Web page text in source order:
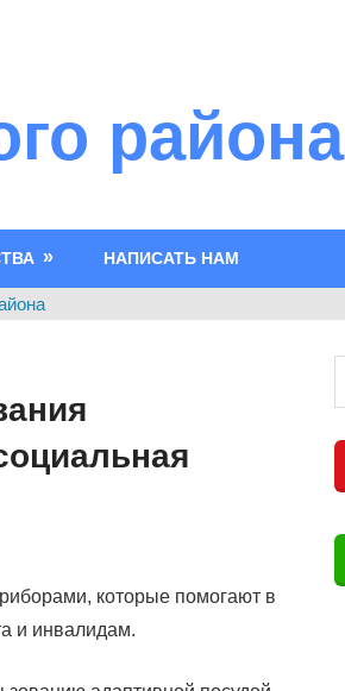
района
НАПИСАТЬ НАМ
которые помогают в
и инвалидам.